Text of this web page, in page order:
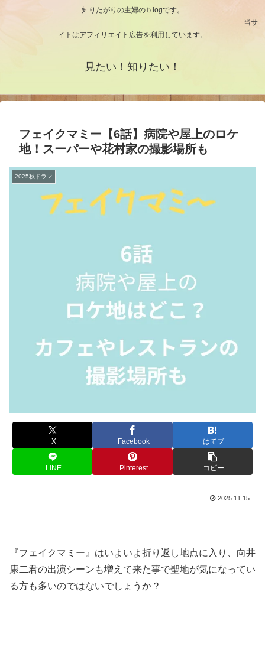
知りたがりの主婦のｂlogです。
当サ
イトはアフィリエイト広告を利用しています。
見たい！知りたい！
フェイクマミー【6話】病院や屋上のロケ
地！スーパーや花村家の撮影場所も
2025秋ドラマ
X Facebook はてブ
LINE Pinterest コピー
2025.11.15
『フェイクマミー』はいよいよ折り返し地点に入り、向井
康二君の出演シーンも増えて来た事で聖地が気になってい
る方も多いのではないでしょうか？